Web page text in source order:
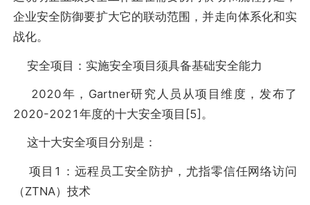
企业安全防御要扩大它的联动范围，并走向体系化和实
战化。
安全项目：实施安全项目须具备基础安全能力
2020年，Gartner研究人员从项目维度，发布了
2020-2021年度的十大安全项目[5]。
这十大安全项目分别是：
项目1：远程员工安全防护，尤指零信任网络访问
（ZTNA）技术